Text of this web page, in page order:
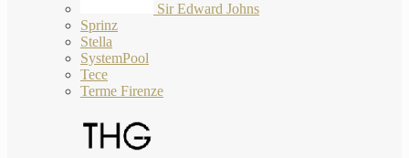
Sir Edward Johns
Sprinz
Stella
SystemPool
Tece
Terme Firenze